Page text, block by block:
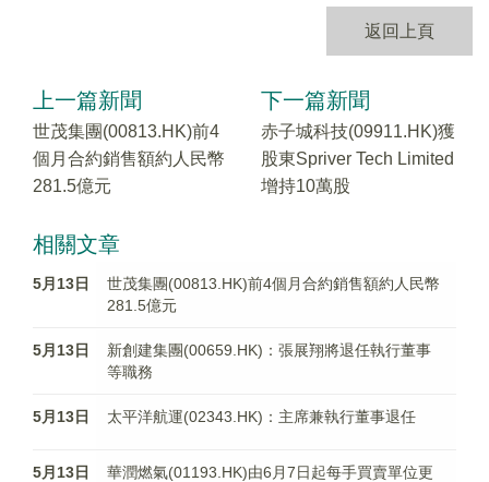
返回上頁
上一篇新聞
世茂集團(00813.HK)前4
個月合約銷售額約人民幣
281.5億元
下一篇新聞
赤子城科技(09911.HK)獲
股東Spriver Tech Limited
增持10萬股
相關文章
5月13日
世茂集團(00813.HK)前4個月合約銷售額約人民幣
281.5億元
5月13日
新創建集團(00659.HK)：張展翔將退任執行董事
等職務
5月13日 太平洋航運(02343.HK)：主席兼執行董事退任
5月13日
華潤燃氣(01193.HK)由6月7日起每手買賣單位更